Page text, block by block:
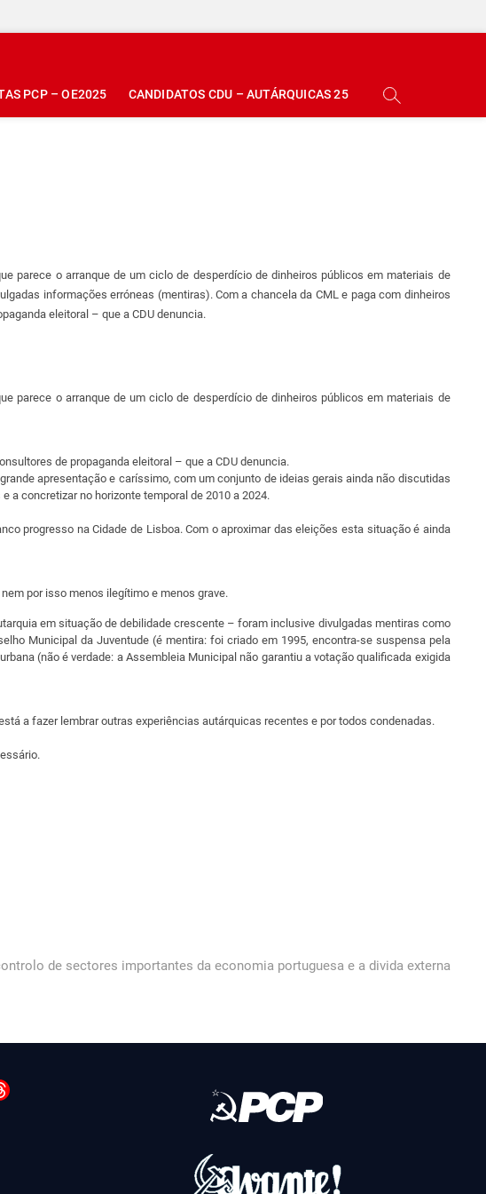
PCP – OE2025 CANDIDATOS CDU – AUTÁRQUICAS 25
parece o arranque de um ciclo de desperdício de dinheiros públicos em materiais de
informações erróneas (mentiras). Com a chancela da CML e paga com dinheiros
eleitoral – que a CDU denuncia.
parece o arranque de um ciclo de desperdício de dinheiros públicos em materiais de
de propaganda eleitoral – que a CDU denuncia.
apresentação e caríssimo, com um conjunto de ideias gerais ainda não discutidas
a concretizar no horizonte temporal de 2010 a 2024.
progresso na Cidade de Lisboa. Com o aproximar das eleições esta situação é ainda
por isso menos ilegítimo e menos grave.
em situação de debilidade crescente – foram inclusive divulgadas mentiras como
Municipal da Juventude (é mentira: foi criado em 1995, encontra-se suspensa pela
(não é verdade: a Assembleia Municipal não garantiu a votação qualificada exigida
a fazer lembrar outras experiências autárquicas recentes e por todos condenadas.
de sectores importantes da economia portuguesa e a divida externa